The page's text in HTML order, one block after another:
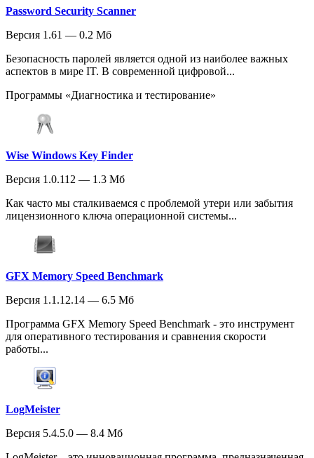
Password Security Scanner
Версия 1.61 — 0.2 Мб
Безопасность паролей является одной из наиболее важных
аспектов в мире IT. В современной цифровой...
Программы «Диагностика и тестирование»
Wise Windows Key Finder
Версия 1.0.112 — 1.3 Мб
Как часто мы сталкиваемся с проблемой утери или забытия
лицензионного ключа операционной системы...
GFX Memory Speed Benchmark
Версия 1.1.12.14 — 6.5 Мб
Программа GFX Memory Speed Benchmark - это инструмент
для оперативного тестирования и сравнения скорости
работы...
LogMeister
Версия 5.4.5.0 — 8.4 Мб